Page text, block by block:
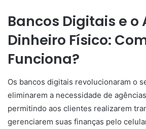
Bancos Digitais e o
Dinheiro Físico:
Funciona?
Os bancos digitais revolucionaram o
eliminarem a necessidade de
permitindo aos clientes realizarem
gerenciarem suas finanças pelo